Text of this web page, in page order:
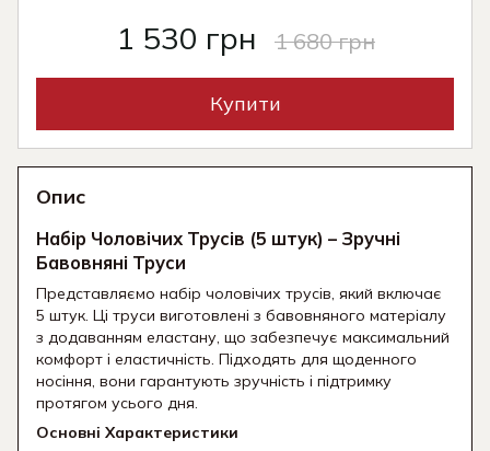
1 530 грн 1 680 грн
Купити
Опис
Набір Чоловічих Трусів (5 штук) – Зручні
Бавовняні Труси
Представляємо набір чоловічих трусів, який включає
5 штук. Ці труси виготовлені з бавовняного матеріалу
з додаванням еластану, що забезпечує максимальний
комфорт і еластичність. Підходять для щоденного
носіння, вони гарантують зручність і підтримку
протягом усього дня.
Основні Характеристики